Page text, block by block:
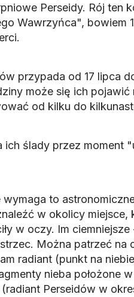
Perseidy. Rój ten
Wawrzyńca", bowiem
przypada od 17 lipca
może się ich pojawić
od kilku do
ich ślady przez moment
to
w okolicy miejsce,
w oczy. Im
Można patrzeć na
radiant (punkt na
nieba położone w
Perseidów w